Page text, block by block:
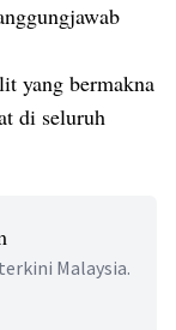
yang bermakna
di seluruh
Malaysia.